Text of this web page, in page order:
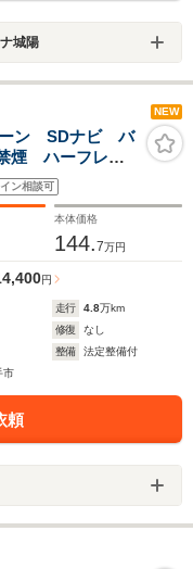
城陽
NEW
ーン SDナビ バ
煙 ハーフレザ
スマートキ
イビーム ルー
ン相談可
本体価格
144.7万円
円
走行 4.8万km
修復
なし
整備
法定整備付
市
頼